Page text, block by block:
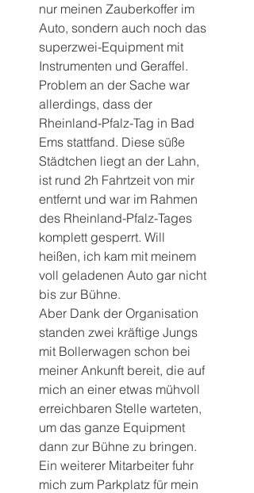
nur meinen Zauberkoffer im
Auto, sondern auch noch das
superzwei-Equipment mit
Instrumenten und Geraffel.
Problem an der Sache war
allerdings, dass der
Rheinland-Pfalz-Tag in Bad
Ems stattfand. Diese süße
Städtchen liegt an der Lahn,
ist rund 2h Fahrtzeit von mir
entfernt und war im Rahmen
des Rheinland-Pfalz-Tages
komplett gesperrt. Will
heißen, ich kam mit meinem
voll geladenen Auto gar nicht
bis zur Bühne.
Aber Dank der Organisation
standen zwei kräftige Jungs
mit Bollerwagen schon bei
meiner Ankunft bereit, die auf
mich an einer etwas mühvoll
erreichbaren Stelle warteten,
um das ganze Equipment
dann zur Bühne zu bringen.
Ein weiterer Mitarbeiter fuhr
mich zum Parkplatz für mein